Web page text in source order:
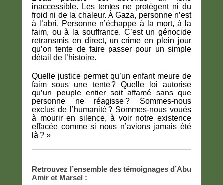
inaccessible. Les tentes ne protègent ni du
froid ni de la chaleur. À Gaza, personne n’est
à l’abri. Personne n’échappe à la mort, à la
faim, ou à la souffrance. C’est un génocide
retransmis en direct, un crime en plein jour
qu’on tente de faire passer pour un simple
détail de l’histoire.
Quelle justice permet qu’un enfant meure de
faim sous une tente ? Quelle loi autorise
qu’un peuple entier soit affamé sans que
personne ne réagisse ? Sommes-nous
exclus de l’humanité ? Sommes-nous voués
à mourir en silence, à voir notre existence
effacée comme si nous n’avions jamais été
là ? »
Retrouvez l’ensemble des témoignages d’Abu
Amir et Marsel :